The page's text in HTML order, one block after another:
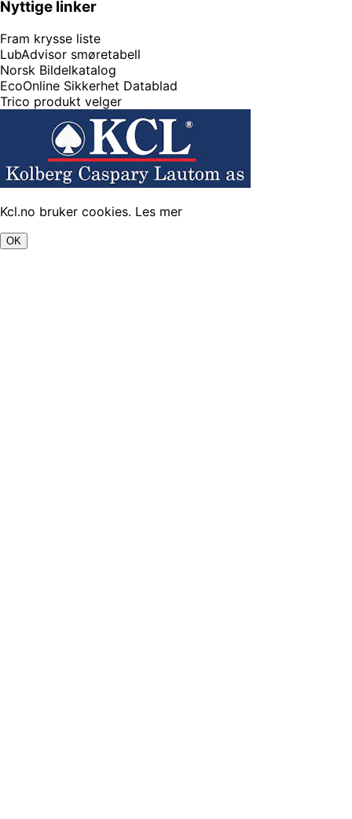
Nyttige linker
Fram krysse liste
LubAdvisor smøretabell
Norsk Bildelkatalog
EcoOnline Sikkerhet Datablad
Trico produkt velger
Kcl.no bruker cookies. Les mer
OK